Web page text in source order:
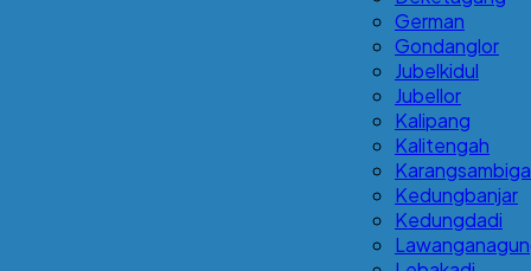
German
Gondanglor
Jubelkidul
Jubellor
Kalipang
Kalitengah
Kedungbanjar
Kedungdadi